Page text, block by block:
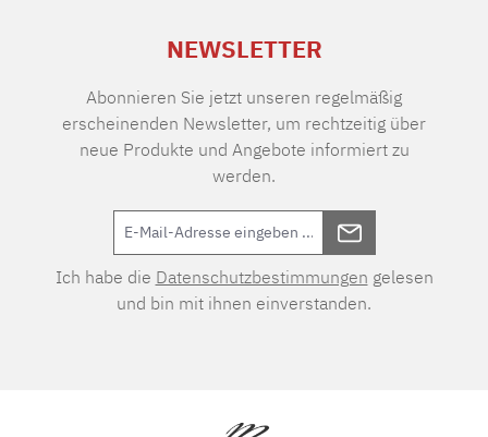
NEWSLETTER
Abonnieren Sie jetzt unseren regelmäßig
erscheinenden Newsletter, um rechtzeitig über
neue Produkte und Angebote informiert zu
werden.
Ich habe die Datenschutzbestimmungen gelesen
und bin mit ihnen einverstanden.